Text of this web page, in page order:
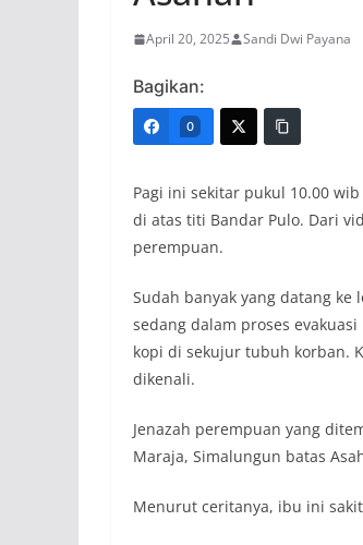
April 20, 2025 Sandi Dwi Payana
Bagikan:
0
Pagi ini sekitar pukul 10.00
di atas titi Bandar Pulo. Dari
perempuan.
Sudah banyak yang datang
sedang dalam proses
kopi di sekujur tubuh korban.
dikenali.
Jenazah perempuan yang
Maraja, Simalungun batas
Menurut ceritanya, ibu ini